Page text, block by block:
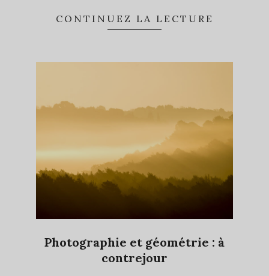
CONTINUEZ LA LECTURE
Photographie et géométrie : à
contrejour
En continuant, vous acceptez la politique de
confidentialité